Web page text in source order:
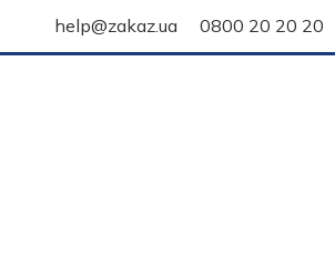
help@zakaz.ua 0800 20 20 20